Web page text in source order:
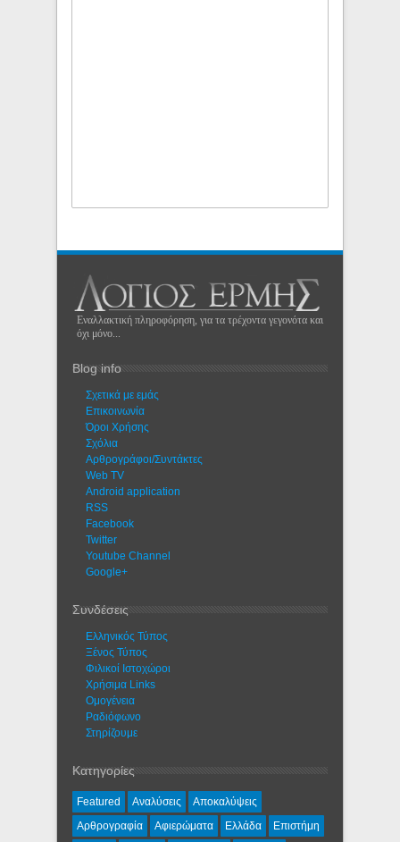
Εναλλακτική πληροφόρηση, για τα τρέχοντα γεγονότα και
όχι μόνο...
Blog info
Σχετικά με εμάς
Eπικοινωνία
Όροι Χρήσης
Σχόλια
Αρθρογράφοι/Συντάκτες
Web TV
Android application
RSS
Facebook
Twitter
Youtube Channel
Google+
Συνδέσεις
Ελληνικός Τύπος
Ξένος Τύπος
Φιλικοί Ιστοχώροι
Χρήσιμα Links
Ομογένεια
Ραδιόφωνο
Στηρίζουμε
Κατηγορίες
Featured Αναλύσεις
Αποκαλύψεις
Αρθρογραφία
Αφιερώματα Ελλάδα Επιστήμη